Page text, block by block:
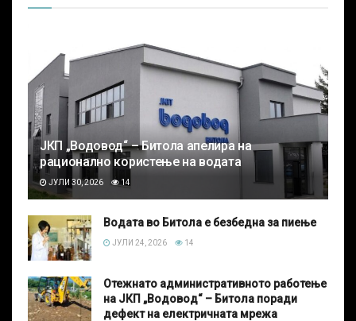
ЈКП „Водовод“ – Битола апелира на
рационално користење на водата
ЈУЛИ 30, 2026 14
Водата во Битола е безбедна за пиење
ЈУЛИ 24, 2026 14
Отежнато административното работење
на ЈКП „Водовод“ – Битола поради
дефект на електричната мрежа